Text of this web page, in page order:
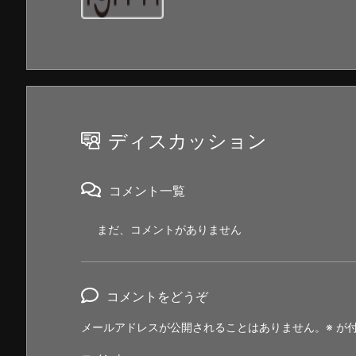
ディスカッション
コメント一覧
まだ、コメントがありません
コメントをどうぞ
メールアドレスが公開されることはありません。 ※ が